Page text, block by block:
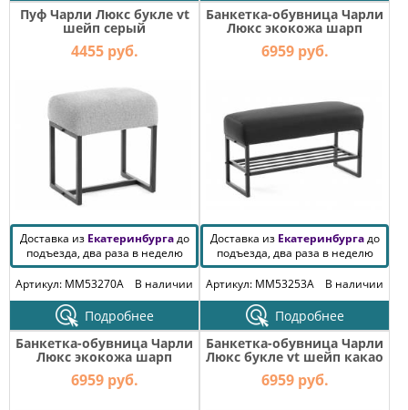
Пуф Чарли Люкс букле vt
шейп серый
4455 руб.
Доставка из Екатеринбургадо
подъезда, два раза в неделю
Артикул: MM53270A
В наличии
Подробнее
Банкетка-обувница Чарли
Люкс экокожа шарп
чёрный
6959 руб.
Доставка из Екатеринбургадо
подъезда, два раза в неделю
Артикул: MM53253A
В наличии
Подробнее
Банкетка-обувница Чарли
Люкс экокожа шарп
графит
6959 руб.
Банкетка-обувница Чарли
Люкс букле vt шейп какао
6959 руб.